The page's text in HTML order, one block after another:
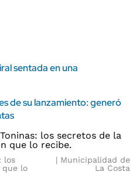
sentada en una
de su lanzamiento: generó
los
que lo
Municipalidad de
La Costa